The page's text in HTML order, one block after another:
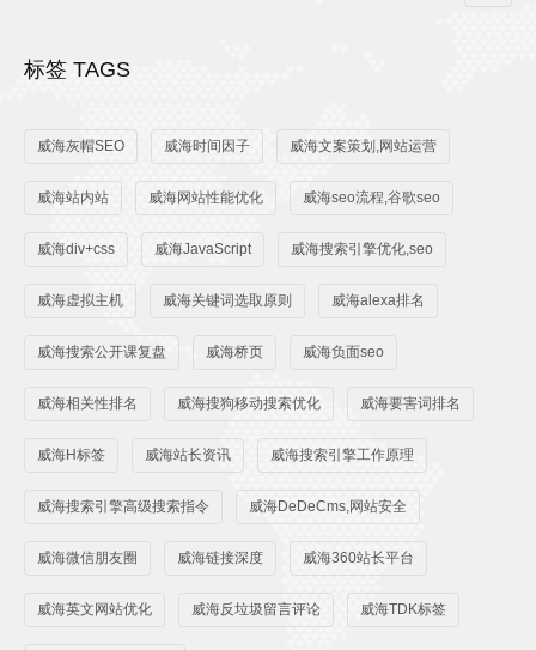
标签 TAGS
威海灰帽SEO 威海时间因子 威海文案策划,网站运营
威海站内站 威海网站性能优化 威海seo流程,谷歌seo
威海div+css 威海JavaScript 威海搜索引擎优化,seo
威海虚拟主机 威海关键词选取原则 威海alexa排名
威海搜索公开课复盘 威海桥页 威海负面seo
威海相关性排名 威海搜狗移动搜索优化 威海要害词排名
威海H标签 威海站长资讯 威海搜索引擎工作原理
威海搜索引擎高级搜索指令 威海DeDeCms,网站安全
威海微信朋友圈 威海链接深度 威海360站长平台
威海英文网站优化 威海反垃圾留言评论 威海TDK标签